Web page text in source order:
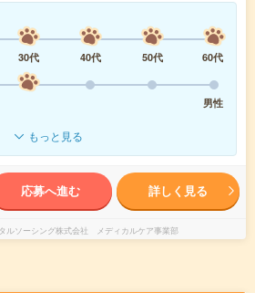
30代 40代 50代
60代
男性
もっと見る
応募へ進む 詳しく見る
ルソーシング株式会社 メディカルケア事業部